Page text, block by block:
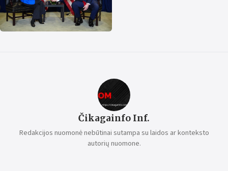
Čikagainfo Inf.
Redakcijos nuomonė nebūtinai sutampa su laidos ar konteksto
autorių nuomone.